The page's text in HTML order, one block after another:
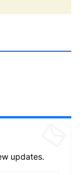
updates.